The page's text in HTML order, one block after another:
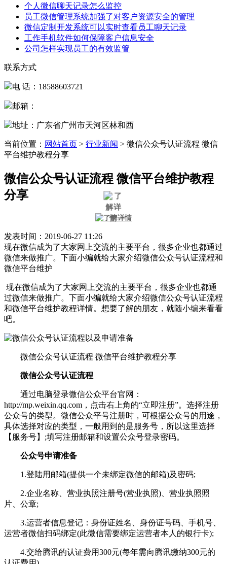
个人微信聊天记录怎么监控
员工微信管理系统加强了对客户资源安全的管理
微信定制开发系统可以实时查看员工聊天记录
工作手机软件如何保障客户信息安全
公司怎样实现员工的有效监管
联系方式
电 话：18588603721
邮箱：
地址：广东省广州市天河区林和西
当前位置： 网站首页 > 行业新闻 > 微信公众号认证流程 微信
平台维护教程分享
微信公众号认证流程 微信平台维护教程
分享
发表时间：2019-06-27 11:26
现在微信成为了大家网上交流的主要平台，很多企业也都通过
微信来做推广。下面小编就给大家介绍微信公众号认证流程和
微信平台维护
现在微信成为了大家网上交流的主要平台，很多企业也都通
过微信来做推广。下面小编就给大家介绍微信公众号认证流程
和微信平台维护教程详情。想要了解的朋友，就随小编来看看
吧。
微信公众号认证流程 微信平台维护教程分享
微信公众号认证流程
通过电脑登录微信公众平台官网：
http://mp.weixin.qq.com，点击右上角的“立即注册”。选择注册
公众号的类型。微信公众平号注册时，可根据公众号的用途，
具体选择对应的类型，一般用到的是服务号，所以这里选择
【服务号】;填写注册邮箱和设置公众号登录密码。
公众号申请准备
1.登陆用邮箱(提供一个未绑定微信的邮箱)及密码;
2.企业名称、营业执照注册号(营业执照)、营业执照照
片、公章;
3.运营者信息登记：身份证姓名、身份证号码、手机号、
运营者微信扫码绑定(此微信需要绑定运营者本人的银行卡);
4.交给腾讯的认证费用300元(每年需向腾讯缴纳300元的